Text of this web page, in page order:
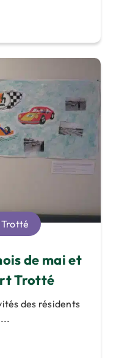
de mai et
Trotté
des résidents